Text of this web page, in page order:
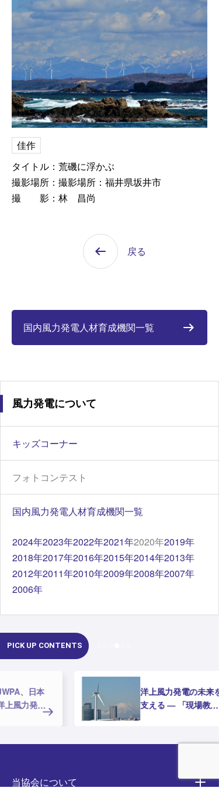
佳作
タイトル：荒磯に浮かぶ
撮影場所：撮影場所：福井県坂井市
撮 影：林 昌尚
戻る
国内風力発電人材育成機関一覧
風力発電について
キッズコーナー
フォトコンテスト
国内風力発電人材育成機関一覧
2024年2023年2022年2021年2020年2019年
2018年2017年2016年2015年2014年2013年
2012年2011年2010年2009年2008年2007年
2006年
PICK UP CONTENTS
洋上風力発電の未来を
支える ― 「現場教育
ガイドブック」と「現
ま
当協会について